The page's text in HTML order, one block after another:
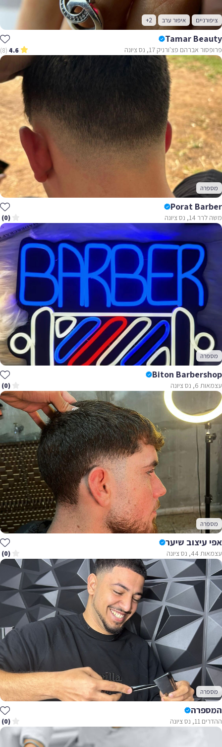
ציפורניים איפור ערב +2
Tamar Beauty
פרופסור אברהם פצ'ורניק 17, נס ציונה 4.6
(8)
מספרה
Porat Barber
משה לרר 14, נס ציונה (0)
מספרה
Biton Barbershop
עצמאות 6, נס ציונה (0)
מספרה
אפי עיצוב שיער
עצמאות 44, נס ציונה (0)
מספרה
המספרה
ההדרים 11, נס ציונה (0)